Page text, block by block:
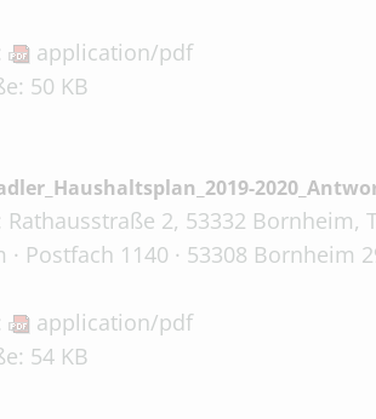
application/pdf
50 KB
2, 53332 Bornheim,
· Postfach 1140 · 53308 Bornheim
application/pdf
54 KB